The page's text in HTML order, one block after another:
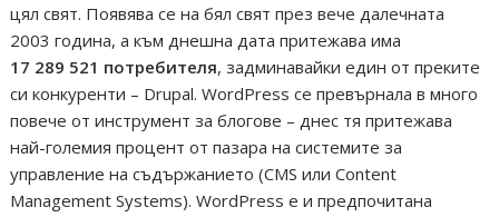
цял свят. Появява се на бял свят през вече далечната
2003 година, а към днешна дата притежава има
17 289 521 потребителя, задминавайки един от преките
си конкуренти – Drupal. WordPress се превърнала в много
повече от инструмент за блогове – днес тя притежава
най-големия процент от пазара на системите за
управление на съдържанието (CMS или Content
Management Systems). WordPress е и предпочитана